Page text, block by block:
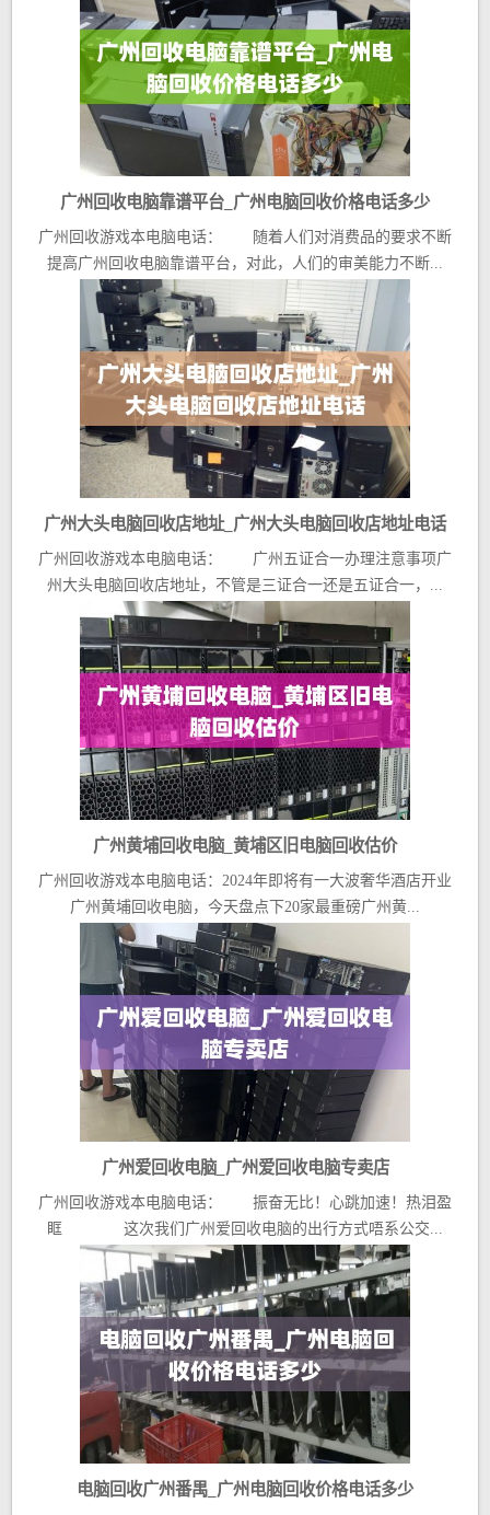
广州回收电脑靠谱平台_广州电脑回收价格电话多少
广州回收游戏本电脑电话： 随着人们对消费品的要求不断
提高广州回收电脑靠谱平台，对此，人们的审美能力不断...
广州大头电脑回收店地址_广州大头电脑回收店地址电话
广州回收游戏本电脑电话： 广州五证合一办理注意事项广
州大头电脑回收店地址，不管是三证合一还是五证合一，...
广州黄埔回收电脑_黄埔区旧电脑回收估价
广州回收游戏本电脑电话：2024年即将有一大波奢华酒店开业
广州黄埔回收电脑，今天盘点下20家最重磅广州黄...
广州爱回收电脑_广州爱回收电脑专卖店
广州回收游戏本电脑电话： 振奋无比！心跳加速！热泪盈
眶 这次我们广州爱回收电脑的出行方式唔系公交...
电脑回收广州番禺_广州电脑回收价格电话多少